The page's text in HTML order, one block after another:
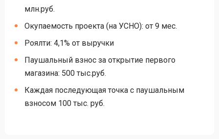
млн.руб.
Окупаемость проекта (на УСНО): от 9 мес.
Роялти: 4,1% от выручки
Паушальный взнос за открытие первого
магазина: 500 тыс.руб.
Каждая последующая точка с паушальным
взносом 100 тыс. руб.